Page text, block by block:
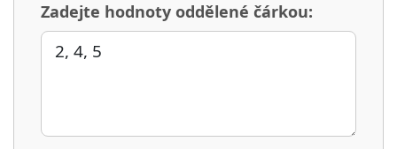
Zadejte hodnoty oddělené čárkou: